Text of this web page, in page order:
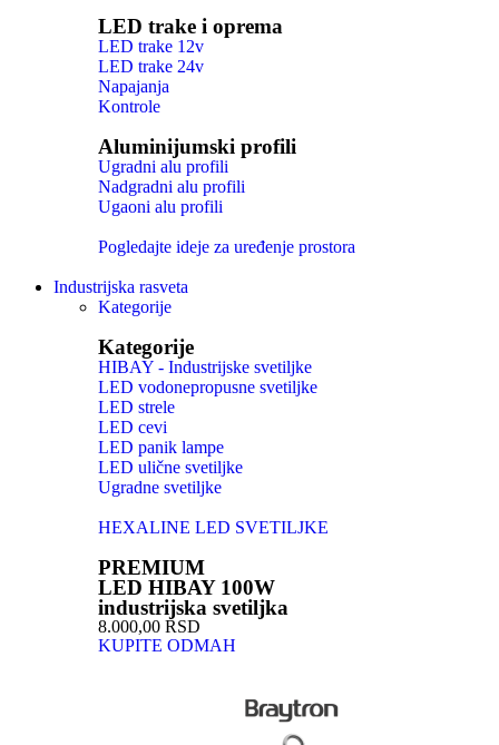
LED trake i oprema
LED trake 12v
LED trake 24v
Napajanja
Kontrole
Aluminijumski profili
Ugradni alu profili
Nadgradni alu profili
Ugaoni alu profili
Pogledajte ideje za uređenje prostora
Industrijska rasveta
Kategorije
Kategorije
HIBAY - Industrijske svetiljke
LED vodonepropusne svetiljke
LED strele
LED cevi
LED panik lampe
LED ulične svetiljke
Ugradne svetiljke
HEXALINE LED SVETILJKE
PREMIUM
LED HIBAY 100W
industrijska svetiljka
8.000,00 RSD
KUPITE ODMAH